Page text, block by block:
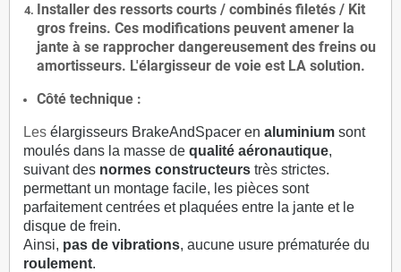
Installer des ressorts courts / combinés filetés / Kit
gros freins. Ces modifications peuvent amener la
jante à se rapprocher dangereusement des freins ou
amortisseurs. L'élargisseur de voie est LA solution.
Côté technique :
Les élargisseurs BrakeAndSpacer en aluminium sont
moulés dans la masse de qualité aéronautique,
suivant des normes constructeurs très strictes.
permettant un montage facile, les pièces sont
parfaitement centrées et plaquées entre la jante et le
disque de frein.
Ainsi, pas de vibrations, aucune usure prématurée du
roulement.